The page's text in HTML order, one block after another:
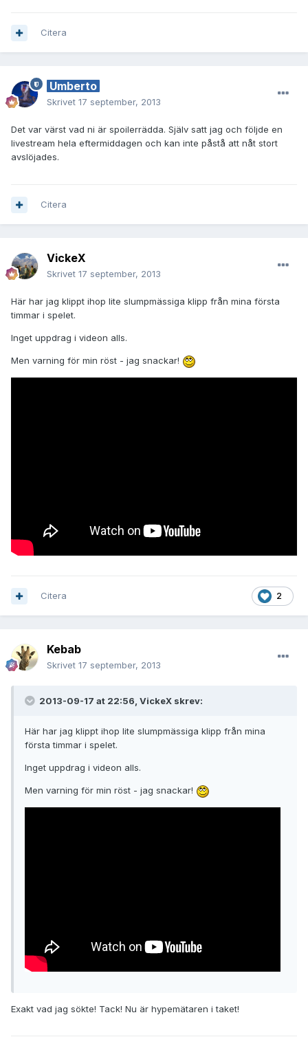
Citera
Umberto
Skrivet 17 september, 2013
Det var värst vad ni är spoilerrädda. Själv satt jag och följde en
livestream hela eftermiddagen och kan inte påstå att nåt stort
avslöjades.
Citera
VickeX
Skrivet 17 september, 2013
Här har jag klippt ihop lite slumpmässiga klipp från mina första
timmar i spelet.
Inget uppdrag i videon alls.
Men varning för min röst - jag snackar!
2
Citera
Kebab
Skrivet 17 september, 2013
2013-09-17 at 22:56, VickeX skrev:
Här har jag klippt ihop lite slumpmässiga klipp från mina
första timmar i spelet.
Inget uppdrag i videon alls.
Men varning för min röst - jag snackar!
Exakt vad jag sökte! Tack! Nu är hypemätaren i taket!